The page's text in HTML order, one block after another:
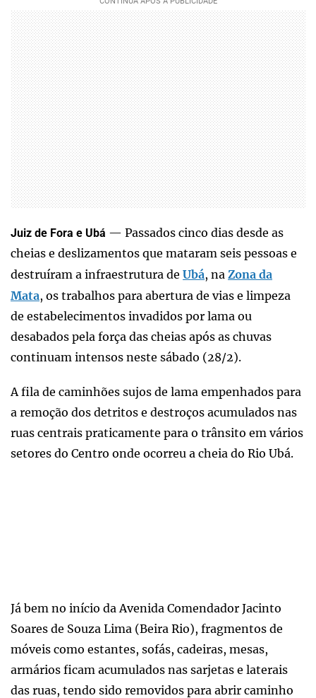
Juiz de Fora e Ubá — Passados cinco dias desde as
cheias e deslizamentos que mataram seis pessoas e
destruíram a infraestrutura de Ubá, na Zona da
Mata, os trabalhos para abertura de vias e limpeza
de estabelecimentos invadidos por lama ou
desabados pela força das cheias após as chuvas
continuam intensos neste sábado (28/2).
A fila de caminhões sujos de lama empenhados para
a remoção dos detritos e destroços acumulados nas
ruas centrais praticamente para o trânsito em vários
setores do Centro onde ocorreu a cheia do Rio Ubá.
Já bem no início da Avenida Comendador Jacinto
Soares de Souza Lima (Beira Rio), fragmentos de
móveis como estantes, sofás, cadeiras, mesas,
armários ficam acumulados nas sarjetas e laterais
das ruas, tendo sido removidos para abrir caminho